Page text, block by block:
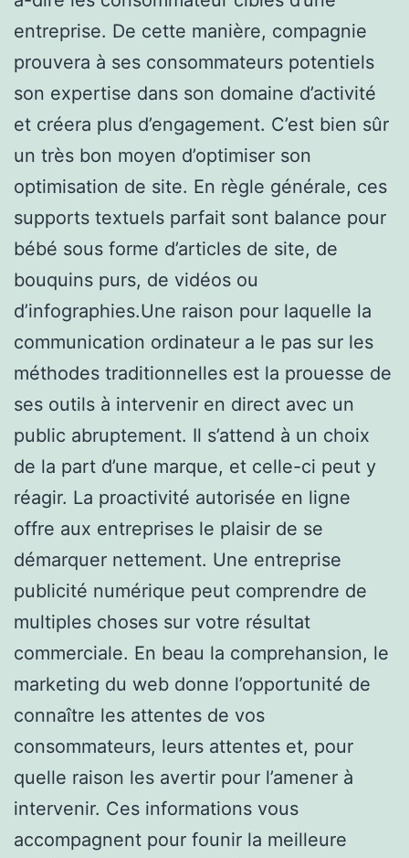
entreprise. De cette manière, compagnie
prouvera à ses consommateurs potentiels
son expertise dans son domaine d’activité
et créera plus d’engagement. C’est bien sûr
un très bon moyen d’optimiser son
optimisation de site. En règle générale, ces
supports textuels parfait sont balance pour
bébé sous forme d’articles de site, de
bouquins purs, de vidéos ou
d’infographies.Une raison pour laquelle la
communication ordinateur a le pas sur les
méthodes traditionnelles est la prouesse de
ses outils à intervenir en direct avec un
public abruptement. Il s’attend à un choix
de la part d’une marque, et celle-ci peut y
réagir. La proactivité autorisée en ligne
offre aux entreprises le plaisir de se
démarquer nettement. Une entreprise
publicité numérique peut comprendre de
multiples choses sur votre résultat
commerciale. En beau la comprehansion, le
marketing du web donne l’opportunité de
connaître les attentes de vos
consommateurs, leurs attentes et, pour
quelle raison les avertir pour l’amener à
intervenir. Ces informations vous
accompagnent pour founir la meilleure